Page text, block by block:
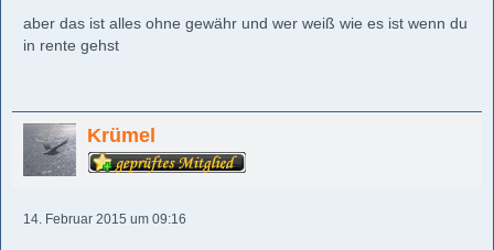
aber das ist alles ohne gewähr und wer weiß wie es ist wenn du
in rente gehst
Krümel
14. Februar 2015 um 09:16